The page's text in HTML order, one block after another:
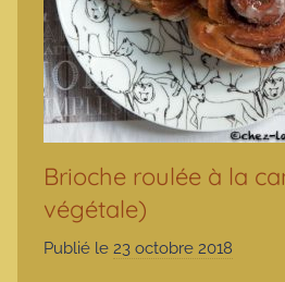
Brioche roulée à la
végétale)
Publié le 23 octobre 2018